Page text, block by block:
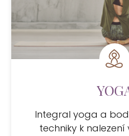
Integral yoga a
techniky k